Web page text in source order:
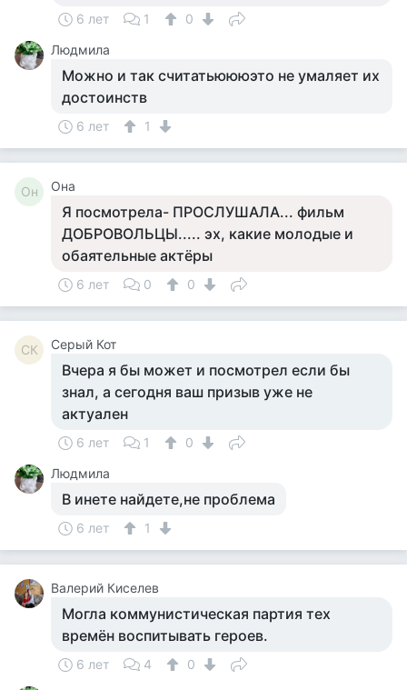
6 лет 1
0
Людмила
Можно и так считатьюююэто не умаляет их
достоинств
6 лет 1
Он Она
Я посмотрела- ПРОСЛУШАЛА... фильм
ДОБРОВОЛЬЦЫ..... эх, какие молодые и
обаятельные актёры
6 лет 0 0
СК Серый Кот
Вчера я бы может и посмотрел если бы
знал, а сегодня ваш призыв уже не
актуален
6 лет 1
0
Людмила
В инете найдете,не проблема
6 лет 1
Валерий Киселев
Могла коммунистическая партия тех
времён воспитывать героев.
6 лет 4
0